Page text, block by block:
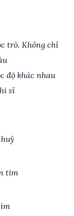
trò. Không chỉ
độ khác nhau
sĩ
tim